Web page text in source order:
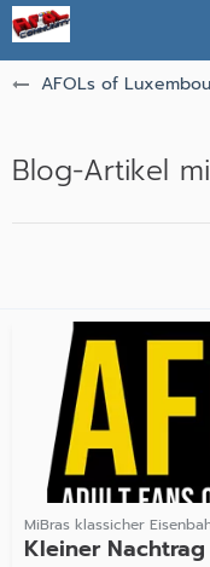
AFOLs of
Blog-Artikel
MiBras klassicher
Kleiner Nachtrag